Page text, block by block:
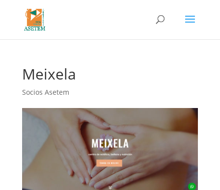
Meixela
Socios Asetem